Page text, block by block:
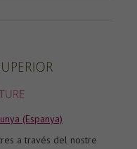
(Espanya)
a través del nostre